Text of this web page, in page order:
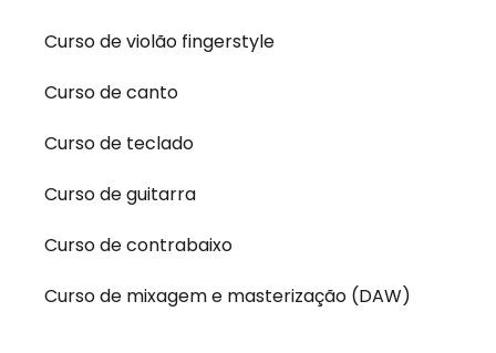
Curso de violão fingerstyle
Curso de canto
Curso de teclado
Curso de guitarra
Curso de contrabaixo
Curso de mixagem e masterização (DAW)